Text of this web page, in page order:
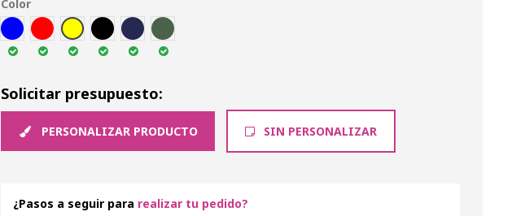
Color
AZUL
ROJ AMA NEG MAR VEO
Solicitar presupuesto:
PERSONALIZAR PRODUCTO SIN PERSONALIZAR
¿Pasos a seguir para realizar tu pedido?